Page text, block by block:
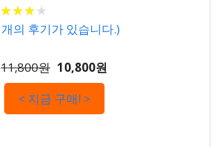
★★★★
★★★★
개의 후기가 있습니다.)
11,800원 10,800원
< 지금 구매! >